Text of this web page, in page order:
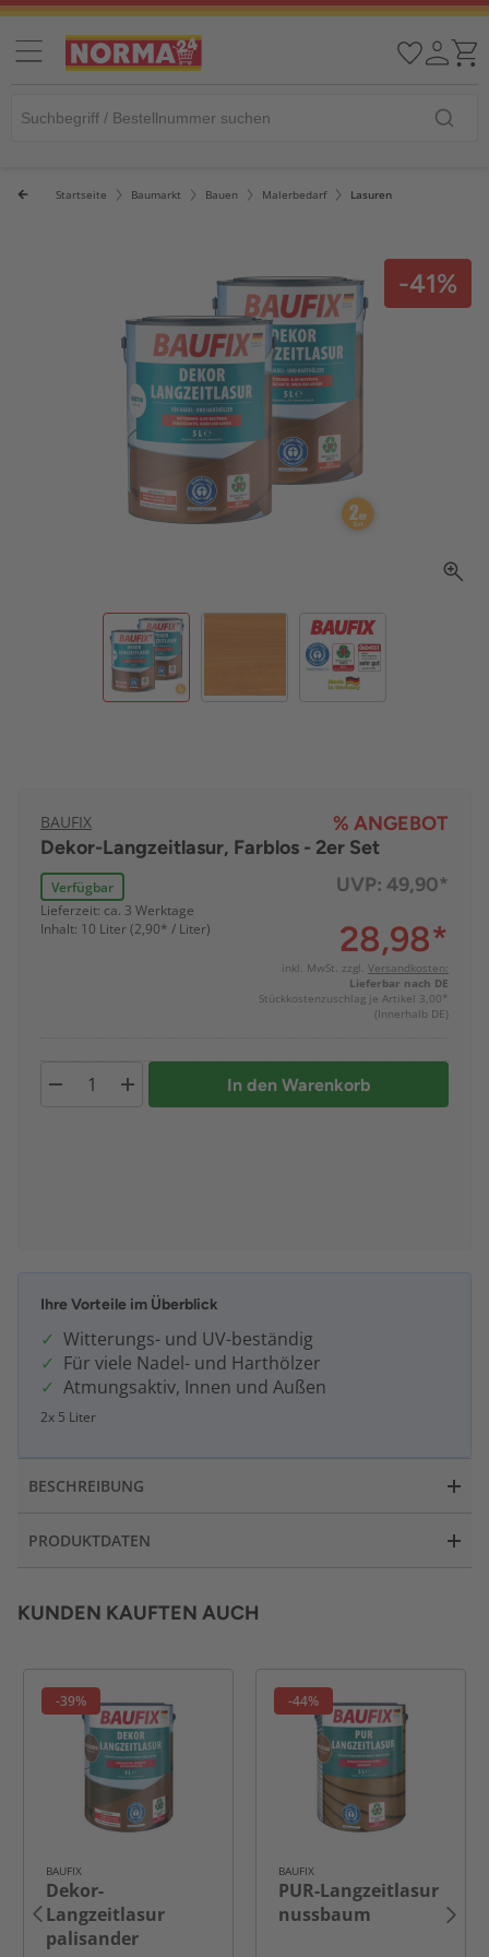
Startseite Baumarkt Bauen Malerbedarf Lasuren
-41%
BAUFIX
% ANGEBOT
Dekor-Langzeitlasur, Farblos - 2er Set
Verfügbar
Lieferzeit: ca. 3 Werktage
Inhalt: 10 Liter (2,90* / Liter)
UVP: 49,90*
28,98*
inkl. MwSt. zzgl. Versandkosten:
Lieferbar nach DE
Stückkostenzuschlag je Artikel 3,00*
(Innerhalb DE)
In den Warenkorb
Ihre Vorteile im Überblick
Witterungs- und UV-beständig
Für viele Nadel- und Harthölzer
Atmungsaktiv, Innen und Außen
2x 5 Liter
BESCHREIBUNG
PRODUKTDATEN
KUNDEN KAUFTEN AUCH
-39%
BAUFIX
Dekor-
Langzeitlasur
palisander
-44%
BAUFIX
PUR-Langzeitlasur
nussbaum